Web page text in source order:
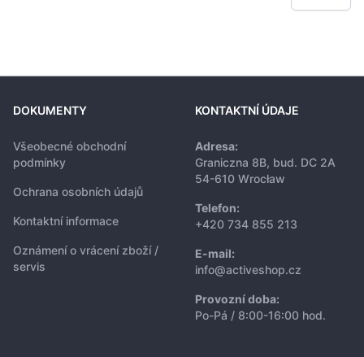
DOKUMENTY
Všeobecné obchodní
podmínky
Ochrana osobních údajů
Kontaktní informace
Oznámení o vrácení zboží /
servis
KONTAKTNÍ ÚDAJE
Adresa:
Graniczna 8B, bud. DC 2A
54-610 Wrocław
Telefon:
+420 734 855 213
E-mail:
info@activeshop.cz
Provozní doba:
Po-Pá / 8:00-16:00 hod.